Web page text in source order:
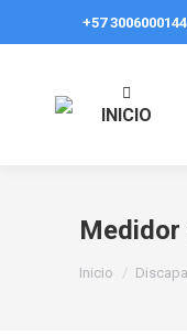
+57 3006000144
INICIO
Medidor
Inicio